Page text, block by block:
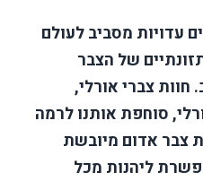
עדויות מסביב לעולם
של הצבר
צברי אורלי,
סוחפת אותנו לרמה
צבר אדום מיובשת
ליהנות מכל